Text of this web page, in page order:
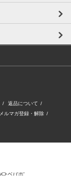
/ 返品について /
メルマガ登録・解除 /